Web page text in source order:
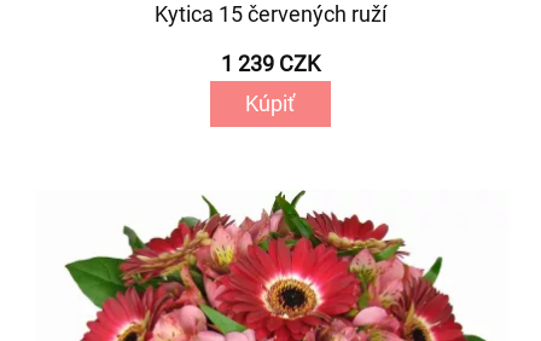
Kytica 15 červených ruží
1 239 CZK
Kúpiť